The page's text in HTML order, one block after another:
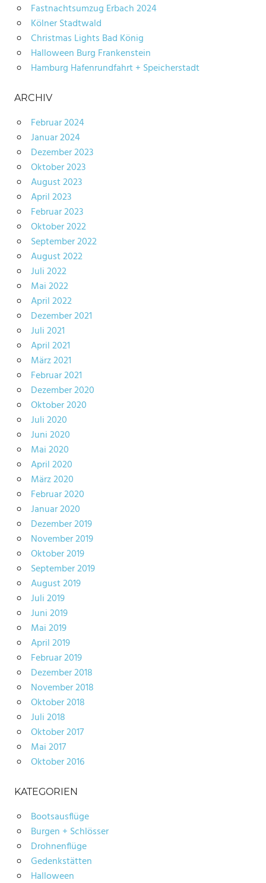
Fastnachtsumzug Erbach 2024
Kölner Stadtwald
Christmas Lights Bad König
Halloween Burg Frankenstein
Hamburg Hafenrundfahrt + Speicherstadt
ARCHIV
Februar 2024
Januar 2024
Dezember 2023
Oktober 2023
August 2023
April 2023
Februar 2023
Oktober 2022
September 2022
August 2022
Juli 2022
Mai 2022
April 2022
Dezember 2021
Juli 2021
April 2021
März 2021
Februar 2021
Dezember 2020
Oktober 2020
Juli 2020
Juni 2020
Mai 2020
April 2020
März 2020
Februar 2020
Januar 2020
Dezember 2019
November 2019
Oktober 2019
September 2019
August 2019
Juli 2019
Juni 2019
Mai 2019
April 2019
Februar 2019
Dezember 2018
November 2018
Oktober 2018
Juli 2018
Oktober 2017
Mai 2017
Oktober 2016
KATEGORIEN
Bootsausflüge
Burgen + Schlösser
Drohnenflüge
Gedenkstätten
Halloween